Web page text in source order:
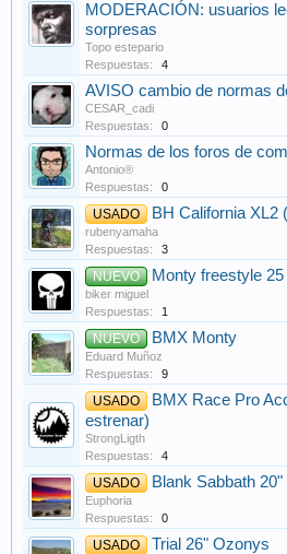
MODERACIÓN: usuarios
sorpresas
Topo estepario
Respuestas:
4
AVISO cambio de normas
CESAR_cadi
Respuestas:
0
Normas de los foros de
Antonio®
Respuestas:
0
USADO BH California XL2
rubenyamaha
Respuestas:
3
NUEVO Monty freestyle
biker miguel
Respuestas:
1
NUEVO BMX Monty
Eduard Muñoz
Respuestas:
9
USADO
BMX Race Pro
estrenar)
StrongLigth
Respuestas:
4
USADO Blank Sabbath 20"
Euphoria
Respuestas:
0
USADO Trial 26" Ozonys